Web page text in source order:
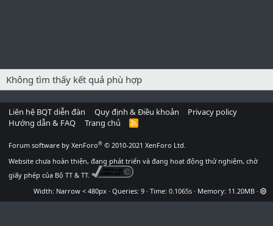
Không tìm thấy kết quả phù hợp
Liên hệ BQT diễn đàn Quy định & Điều khoản
Privacy policy
Hướng dẫn & FAQ
Trang chủ
R
Forum software by XenForo® © 2010-2021 XenForo Ltd.
Website chưa hoàn thiện, đang phát triển và đang hoạt động thử nghiệm, chờ
giấy phép của Bộ TT & TT.
Width
Queries 9 Time 0.1065s Memory 11.20MB